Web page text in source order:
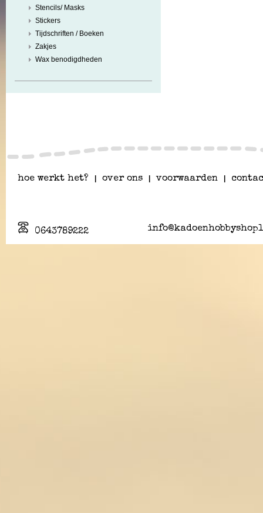
Stencils/ Masks
Stickers
Tijdschriften / Boeken
Zakjes
Wax benodigdheden
hoe werkt het? over ons voorwaarden
0643789222